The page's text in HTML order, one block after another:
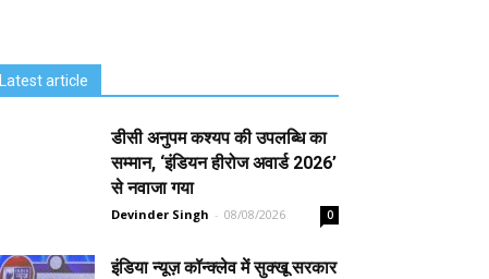
Latest article
डीसी अनुपम कश्यप की उपलब्धि का
सम्मान, ‘इंडियन हीरोज अवार्ड 2026’
से नवाजा गया
Devinder Singh - 08/08/2026 0
इंडिया न्यूज़ कॉन्क्लेव में सुक्खू सरकार